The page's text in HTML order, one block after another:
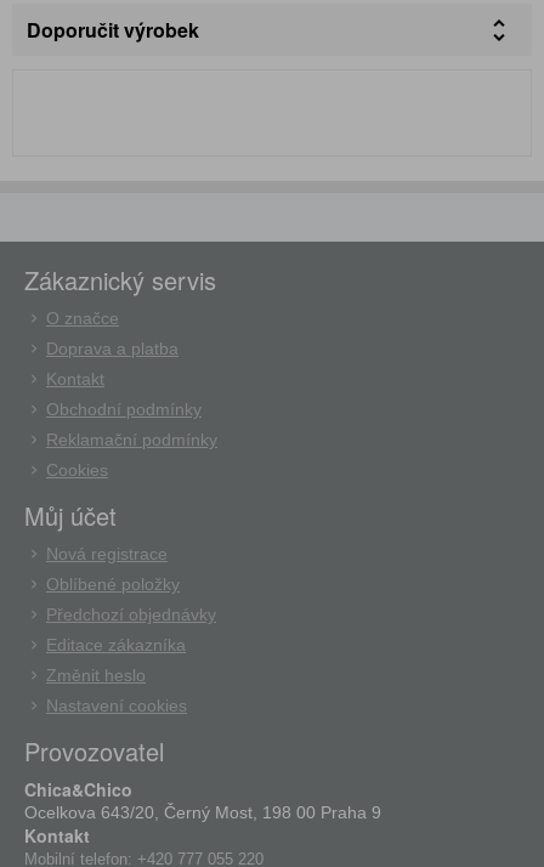
Doporučit výrobek
Zákaznický servis
O značce
Doprava a platba
Kontakt
Obchodní podmínky
Reklamační podmínky
Cookies
Můj účet
Nová registrace
Oblíbené položky
Předchozí objednávky
Editace zákazníka
Změnit heslo
Nastavení cookies
Provozovatel
Chica&Chico
Ocelkova 643/20, Černý Most, 198 00 Praha 9
Kontakt
Mobilní telefon: +420 777 055 220